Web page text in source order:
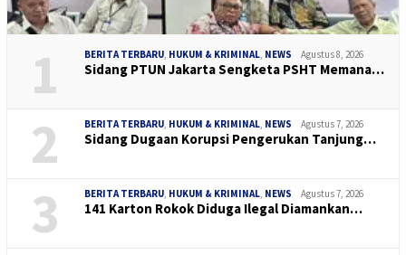
1 BERITA TERBARU HUKUM & KRIMINAL NEWS Agustus 8, 2026
Sidang PTUN Jakarta Sengketa PSHT Memana…
2 BERITA TERBARU HUKUM & KRIMINAL NEWS Agustus 7, 2026
Sidang Dugaan Korupsi Pengerukan Tanjung…
3 BERITA TERBARU HUKUM & KRIMINAL NEWS Agustus 7, 2026
141 Karton Rokok Diduga Ilegal Diamankan…